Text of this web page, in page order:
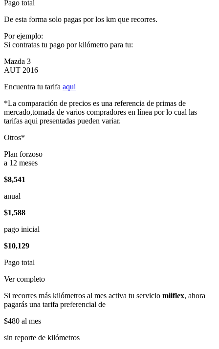
Pago total
De esta forma solo pagas por los km que recorres.
Por ejemplo:
Si contratas tu pago por kilómetro para tu:
Mazda 3
AUT 2016
Encuentra tu tarifa aqui
*La comparación de precios es una referencia de primas de
mercado,tomada de varios compradores en línea por lo cual las
tarifas aqui presentadas pueden variar.
Otros*
Plan forzoso
a 12 meses
$8,541
anual
$1,588
pago inicial
$10,129
Pago total
Ver completo
Si recorres más kilómetros al mes activa tu servicio miiflex, ahora
pagarás una tarifa preferencial de
$480 al mes
sin reporte de kilómetros